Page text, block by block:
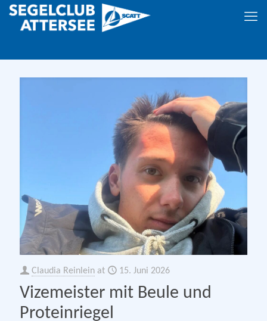
Claudia Reinlein at 15. Juni 2026
Vizemeister mit Beule und
Proteinriegel